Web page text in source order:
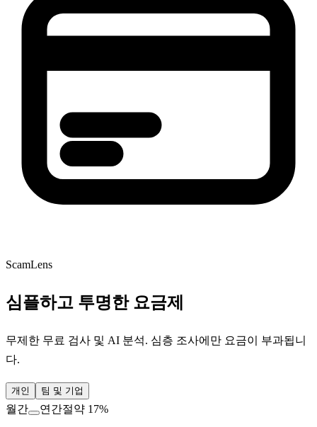
ScamLens
심플하고 투명한 요금제
무제한 무료 검사 및 AI 분석. 심층 조사에만 요금이 부과됩니
다.
개인 팀 및 기업
월간 연간절약 17%